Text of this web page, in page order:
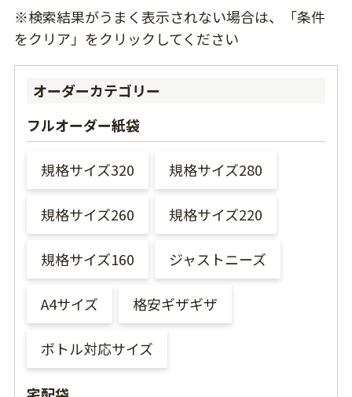
※検索結果がうまく表示されない場合は、「条件
をクリア」をクリックしてください
オーダーカテゴリー
フルオーダー紙袋
規格サイズ320 規格サイズ280
規格サイズ260 規格サイズ220
規格サイズ160 ジャストニーズ
A4サイズ 格安ギザギザ
ボトル対応サイズ